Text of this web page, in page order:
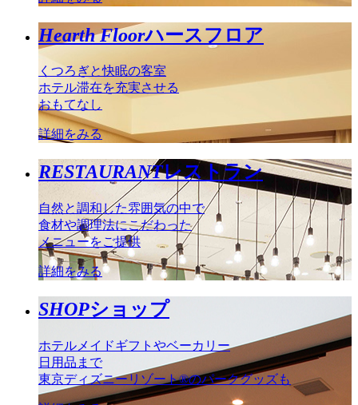
Hearth Floorハースフロア
くつろぎと快眠の客室
ホテル滞在を充実させる
おもてなし
詳細をみる
RESTAURANTレストラン
自然と調和した雰囲気の中で
食材や調理法にこだわった
メニューをご提供
詳細をみる
SHOPショップ
ホテルメイドギフトやベーカリー
日用品まで
東京ディズニーリゾート®のパークグッズも